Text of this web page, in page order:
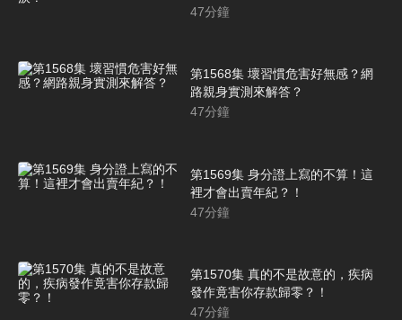
47分鐘
第1568集 壞習慣危害好無感？網
路親身實測來解答？
47分鐘
第1569集 身分證上寫的不算！這
裡才會出賣年紀？！
47分鐘
第1570集 真的不是故意的，疾病
發作竟害你存款歸零？！
47分鐘